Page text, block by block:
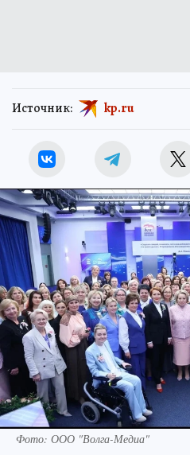
Источник: kp.ru
Фото: ООО "Волга-Медиа"